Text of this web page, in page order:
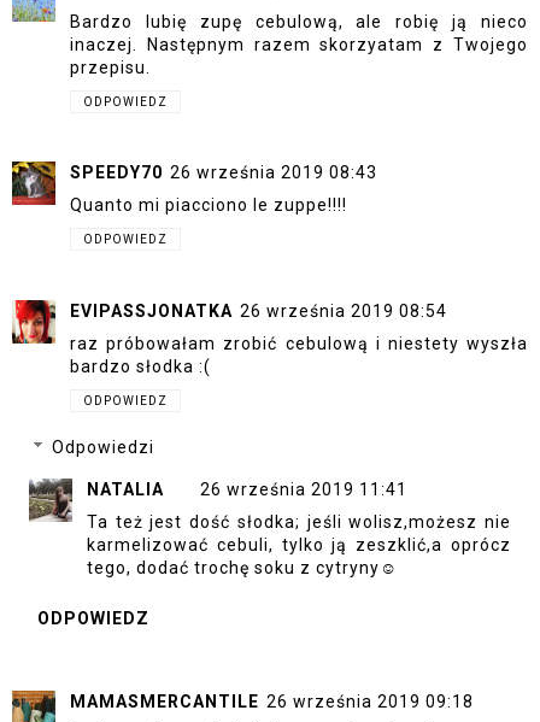
Bardzo lubię zupę cebulową, ale robię ją nieco
inaczej. Następnym razem skorzyatam z Twojego
przepisu.
ODPOWIEDZ
SPEEDY70 26 września 2019 08:43
Quanto mi piacciono le zuppe!!!!
ODPOWIEDZ
EVIPASSJONATKA 26 września 2019 08:54
raz próbowałam zrobić cebulową i niestety wyszła
bardzo słodka :(
ODPOWIEDZ
Odpowiedzi
NATALIA
26 września 2019 11:41
Ta też jest dość słodka; jeśli wolisz,możesz nie
karmelizować cebuli, tylko ją zeszklić,a oprócz
tego, dodać trochę soku z cytryny☺
ODPOWIEDZ
MAMASMERCANTILE 26 września 2019 09:18